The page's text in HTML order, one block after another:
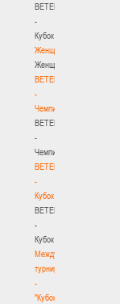
BETERA
-
Кубок
Женщины
Женщины
BETERA
-
Чемпионат
BETERA
-
Чемпионат
BETERA
-
Кубок
BETERA
-
Кубок
Международный
турнир
-
"Кубок